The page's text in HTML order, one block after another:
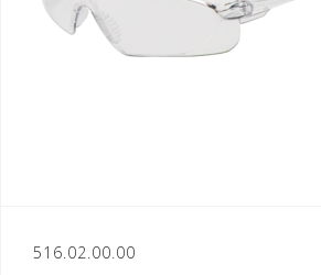
Nawigacja
516.02.00.00